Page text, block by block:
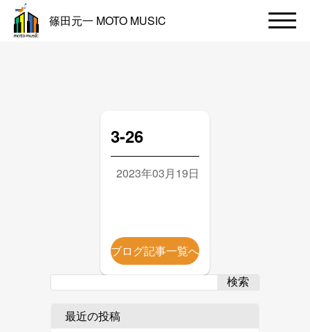
篠田元一 MOTO MUSIC
3-26
2023年03月19日
ブログ記事一覧へ
検索
最近の投稿